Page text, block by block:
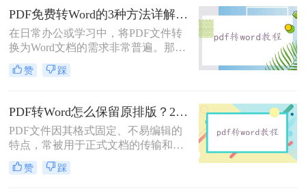
找到一种高效、便捷的在线转换方法
显得尤为重要。那么在线pdf怎么转换
成word文档呢？本文将介绍两种在线
将PDF转换成Word文档的方法。
PDF免费转Word的3种方法详解：复制粘贴、在线工具与Word内置转换效果对比！
在日常办公或学习中，将PDF文件转
换为Word文档的需求非常普遍。那么
pdf怎么免费转换成word文档呢？本文
将重点介绍三种免费且无需专业技能
赞 踩
PDF转Word怎么保留原排版？2种方法对比：Adobe Acrobat DC与专业转换软件实测
PDF文件因其格式固定、不易编辑的
特点，常被用于正式文档的传输和存
档。然而，当我们需要编辑PDF内容
时，将其转换为Word文档是常见需
赞 踩